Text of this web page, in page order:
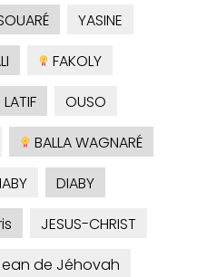
YASINE
FAKOLY
LATIF
OUSO
BALLA WAGNARÉ
DIABY
JESUS-CHRIST
de Jéhovah